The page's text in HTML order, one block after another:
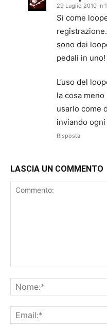
29 Luglio 2010 In
Si come
sono dei
pedali in uno!
L’uso del
la cosa
usarlo come
inviando
Risposta
LASCIA UN COMMENTO